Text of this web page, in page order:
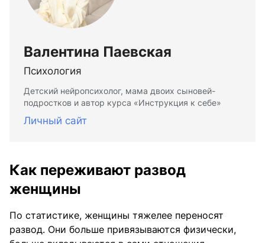
Валентина Паевская
Психология
Детский нейропсихолог, мама двоих сыновей-
подростков и автор курса «Инструкция к себе»
Личный сайт
Как переживают развод
женщины
По статистике, женщины тяжелее переносят
развод. Они больше привязываются физически,